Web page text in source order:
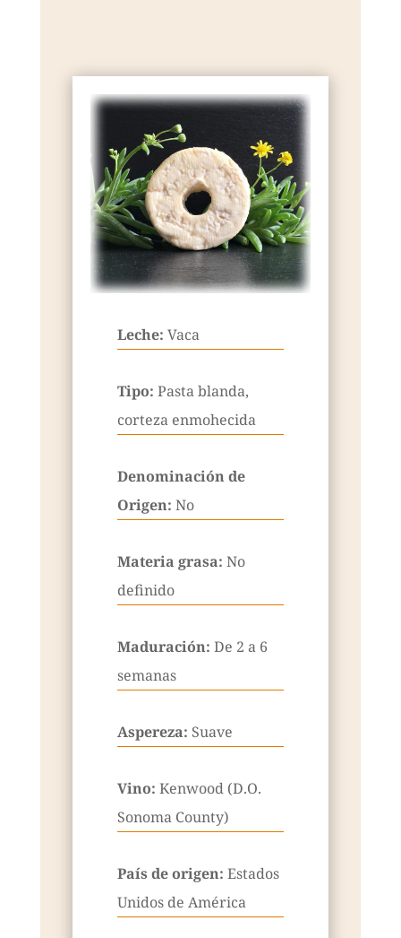
Leche: Vaca
Tipo: Pasta blanda,
corteza enmohecida
Denominación de
Origen: No
Materia grasa: No
definido
Maduración: De 2 a 6
semanas
Aspereza: Suave
Vino: Kenwood (D.O.
Sonoma County)
País de origen: Estados
Unidos de América